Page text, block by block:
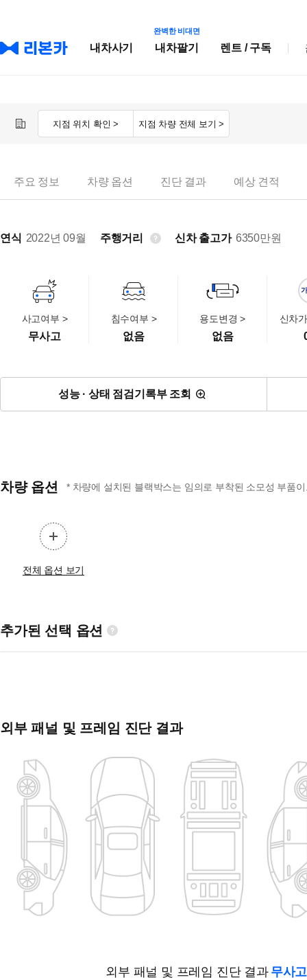
내차사기
완벽한 비대면
내차팔기 렌트 / 구독
지점 위치 확인 > 지점 차량 전체 보기 >
주요 정보 차량 옵션 진단 결과 예상 견적
연식 2022년 09월 주행거리 신차 출고가 6350만원
사고여부 >
무사고
침수여부 >
없음
용도변경 >
없음
신차
성능 · 상태 점검기록부 조회
차량 옵션 * 차량에 설치된 블랙박스는 임의로 부착된 소모성 부품
전체 옵션 보기
추가된 선택 옵션
외부 패널 및 프레임 진단 결과
외부 패널 및 프레임 진단 결과 무사